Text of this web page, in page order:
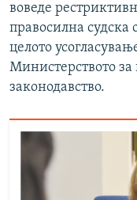
воведе
правосилна судска
целото
Министерството за
законодавство.